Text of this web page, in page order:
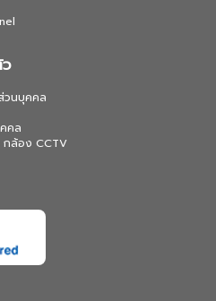
วนบุคคล
คล
กล้อง CCTV